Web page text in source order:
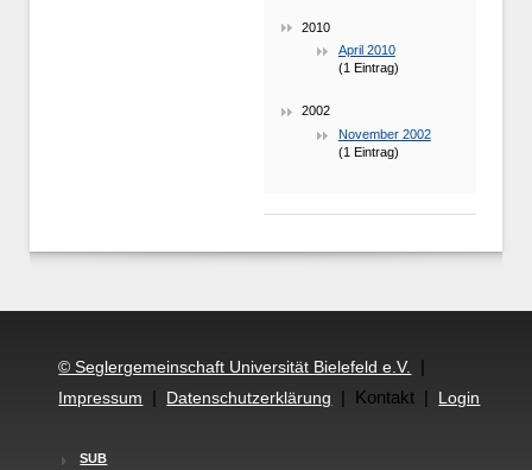
2010
April 2010
(1 Eintrag)
2002
November 2002
(1 Eintrag)
© Seglergemeinschaft Universität Bielefeld e.V. |
Impressum | Datenschutzerklärung | Kontakt | Login
SUB